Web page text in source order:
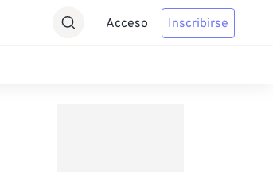
Acceso Inscribirse